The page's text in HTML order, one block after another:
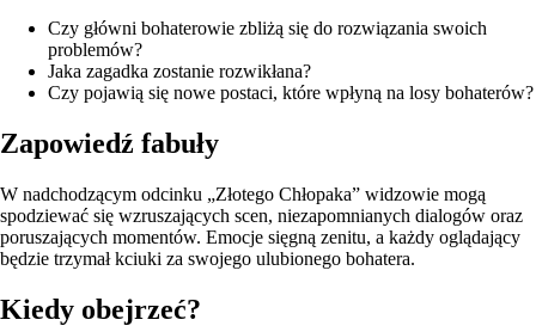
Czy główni bohaterowie zbliżą się do rozwiązania swoich
problemów?
Jaka zagadka zostanie rozwikłana?
Czy pojawią się nowe postaci, które wpłyną na losy bohaterów?
Zapowiedź fabuły
W nadchodzącym odcinku „Złotego Chłopaka” widzowie mogą
spodziewać się wzruszających scen, niezapomnianych dialogów oraz
poruszających momentów. Emocje sięgną zenitu, a każdy oglądający
będzie trzymał kciuki za swojego ulubionego bohatera.
Kiedy obejrzeć?